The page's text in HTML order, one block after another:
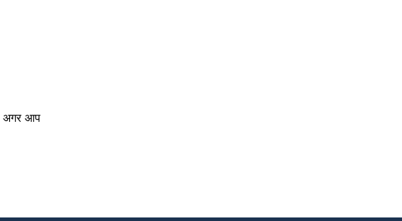
अगर आप